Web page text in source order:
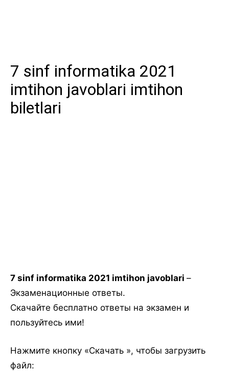
7 sinf informatika 2021
imtihon javoblari imtihon
biletlari
7 sinf informatika 2021 imtihon javoblari –
Экзаменационные ответы.
Скачайте бесплатно ответы на экзамен и
пользуйтесь ими!
Нажмите кнопку «Скачать », чтобы загрузить
файл: